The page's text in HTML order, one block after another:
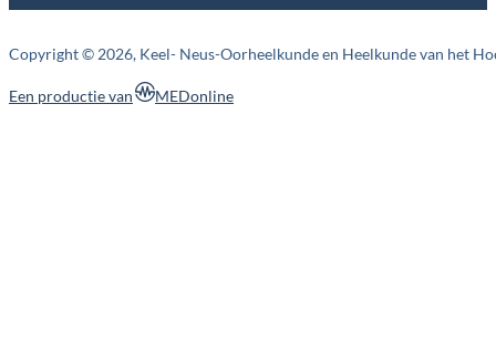
Copyright © 2026, Keel- Neus-Oorheelkunde en Heelkunde van het
MEDonline